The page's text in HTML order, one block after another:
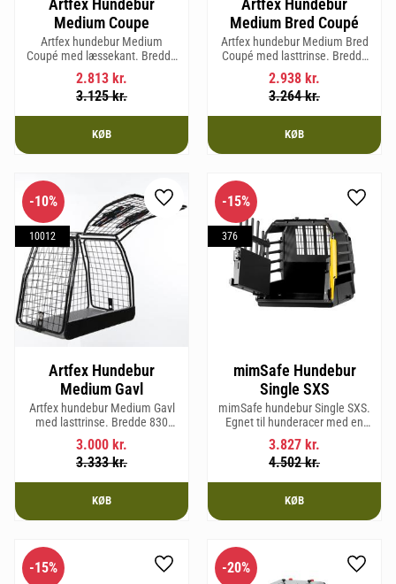
Artfex Hundebur
Medium Coupe
Artfex hundebur Medium
Coupé med læssekant. Bredde
495 mm, højde 675 mm, dybde
830 mm og vægt 15,8 kg.
2.813 kr.
3.125kr.
KØB
Artfex Hundebur
Medium Bred Coupé
Artfex hundebur Medium Bred
Coupé med lasttrinse. Bredde
653 mm, Højde 675 mm, Dybde
830 mm og vægt 19,4 kg.
2.938 kr.
3.264kr.
KØB
Artfex Hundebur
Medium Gavl
Artfex hundebur Medium Gavl
med lasttrinse. Bredde 830
mm, Højde 675 mm, Dybde 495
mm og vægt 20,1 kg.
3.000 kr.
3.333kr.
10%
10012
Gem som favorit
KØB
mimSafe Hundebur
Single SXS
mimSafe hundebur Single SXS.
Egnet til hunderacer med en
skulderhøjde på op til 52 cm.
3.827 kr.
4.502kr.
15%
376
Gem
KØB
15% Gem som favorit
20% Gem